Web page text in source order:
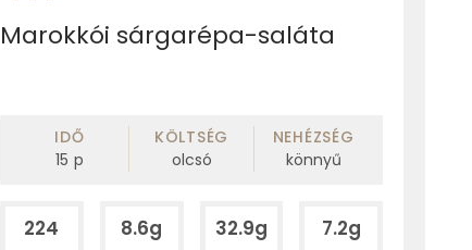
Marokkói sárgarépa-saláta
IDŐ
15 p
KÖLTSÉG
olcsó
NEHÉZSÉG
könnyű
224 8.6g 32.9g 7.2g